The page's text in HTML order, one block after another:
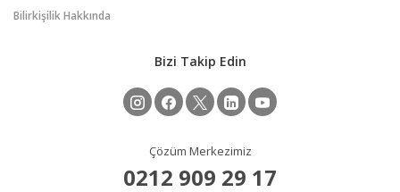
Bilirkişilik Hakkında
Bizi Takip Edin
Çözüm Merkezimiz
0212 909 29 17